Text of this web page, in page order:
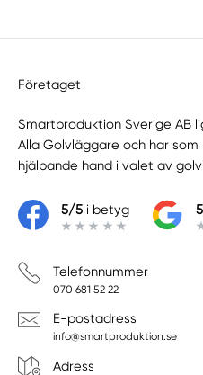
Företaget
Smartproduktion Sverige AB
Alla Golvläggare och har
hjälpande hand i valet av
5/5i betyg
Telefonnummer
070 681 52 22
E-postadress
info@smartproduktion.se
Adress